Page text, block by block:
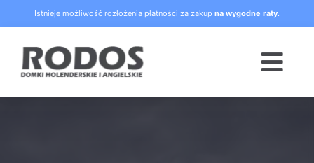
to
content
Istnieje możliwość rozłożenia płatności za zakup na wygodne raty.